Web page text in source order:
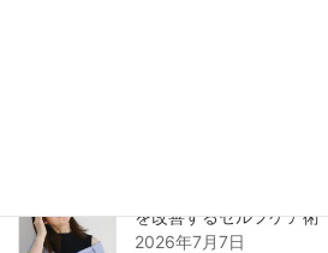
を改善するセルフケア術
2026年7月7日